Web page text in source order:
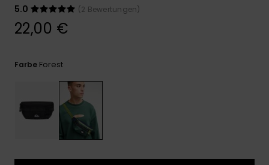
die häufigsten
Fragen sowie
5.0
(2 Bewertungen)
22,00 €
Farbe Forest